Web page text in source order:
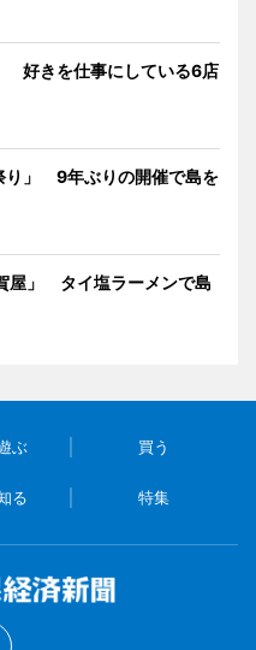
好きを仕事にしている6店
り」 9年ぶりの開催で島を
屋」 タイ塩ラーメンで島
ぶ 買う
る 特集